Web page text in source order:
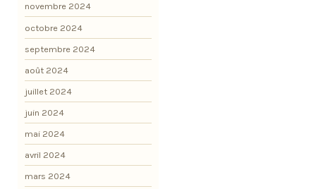
novembre 2024
octobre 2024
septembre 2024
août 2024
juillet 2024
juin 2024
mai 2024
avril 2024
mars 2024